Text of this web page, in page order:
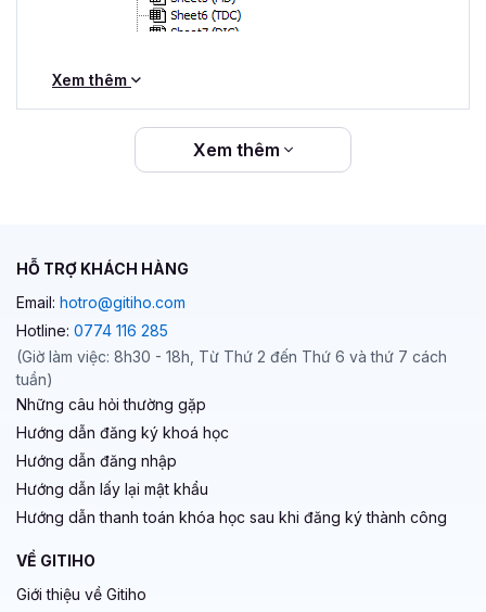
quen với công cụ này hoặc muốn học nâng cao hơn.
Xem thêm
Xem thêm
HỖ TRỢ KHÁCH HÀNG
Email: hotro@gitiho.com
Hotline: 0774 116 285
(Giờ làm việc: 8h30 - 18h, Từ Thứ 2 đến Thứ 6 và thứ 7 cách
tuần)
Những câu hỏi thường gặp
Hướng dẫn đăng ký khoá học
Hướng dẫn đăng nhập
Hướng dẫn lấy lại mật khẩu
Hướng dẫn thanh toán khóa học sau khi đăng ký thành công
VỀ GITIHO
Giới thiệu về Gitiho